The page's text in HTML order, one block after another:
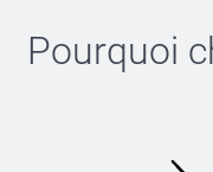
Pourquoi